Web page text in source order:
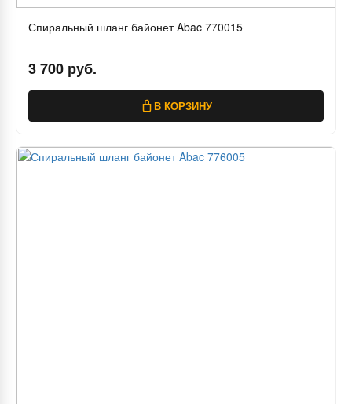
Спиральный шланг байонет Abac 770015
3 700 руб.
В КОРЗИНУ